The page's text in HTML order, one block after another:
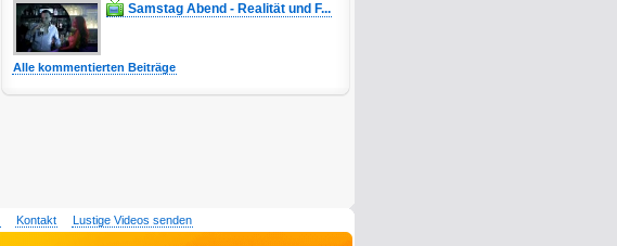
Samstag Abend - Realität und F...
Alle kommentierten Beiträge
Kontakt Lustige Videos senden